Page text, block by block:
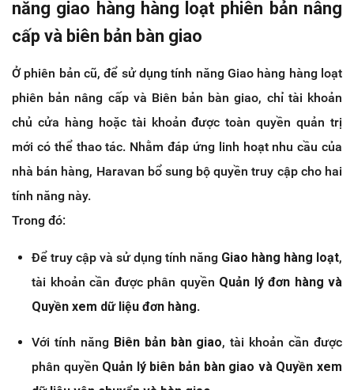
năng giao hàng hàng loạt phiên bản nâng
cấp và biên bản bàn giao
Ở phiên bản cũ, để sử dụng tính năng Giao hàng hàng loạt
phiên bản nâng cấp và Biên bản bàn giao, chỉ tài khoản
chủ cửa hàng hoặc tài khoản được toàn quyền quản trị
mới có thể thao tác. Nhằm đáp ứng linh hoạt nhu cầu của
nhà bán hàng, Haravan bổ sung bộ quyền truy cập cho hai
tính năng này.
Trong đó:
Để truy cập và sử dụng tính năng Giao hàng hàng loạt,
tài khoản cần được phân quyền Quản lý đơn hàng và
Quyền xem dữ liệu đơn hàng.
Với tính năng Biên bản bàn giao, tài khoản cần được
phân quyền Quản lý biên bản bàn giao và Quyền xem